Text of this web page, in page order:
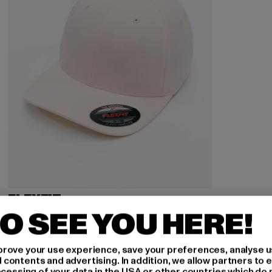
FLEXFIT
Pastel Melange
15,99 EUR
Derzeitiger Preis: 15,99 EUR
19,99 EUR Aktionspreis: 19,99 EUR
SEE YOU HERE!
your use experience, save your preferences, analyse
and advertising. In addition, we allow partners to